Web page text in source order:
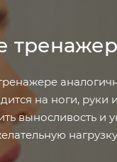
на ноги, руки
выносливость и